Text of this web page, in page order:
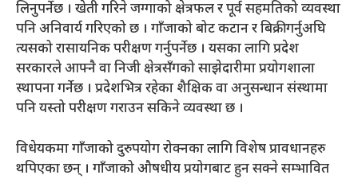
लिनुपर्नेछ । खेती गरिने जग्गाको क्षेत्रफल र पूर्व सहमतिको व्यवस्था
पनि अनिवार्य गरिएको छ । गाँजाको बोट कटान र बिक्री गर्नुअघि
त्यसको रासायनिक परीक्षण गर्नुपर्नेछ । यसका लागि प्रदेश
सरकारले आफ्नै वा निजी क्षेत्रसँगको साझेदारीमा प्रयोगशाला
स्थापना गर्नेछ । प्रदेशभित्र रहेका शैक्षिक वा अनुसन्धान संस्थामा
पनि यस्तो परीक्षण गराउन सकिने व्यवस्था छ ।
विधेयकमा गाँजाको दुरुपयोग रोक्नका लागि विशेष प्रावधानहरु
थपिएका छन् । गाँजाको औषधीय प्रयोगबाट हुन सक्ने सम्भावित